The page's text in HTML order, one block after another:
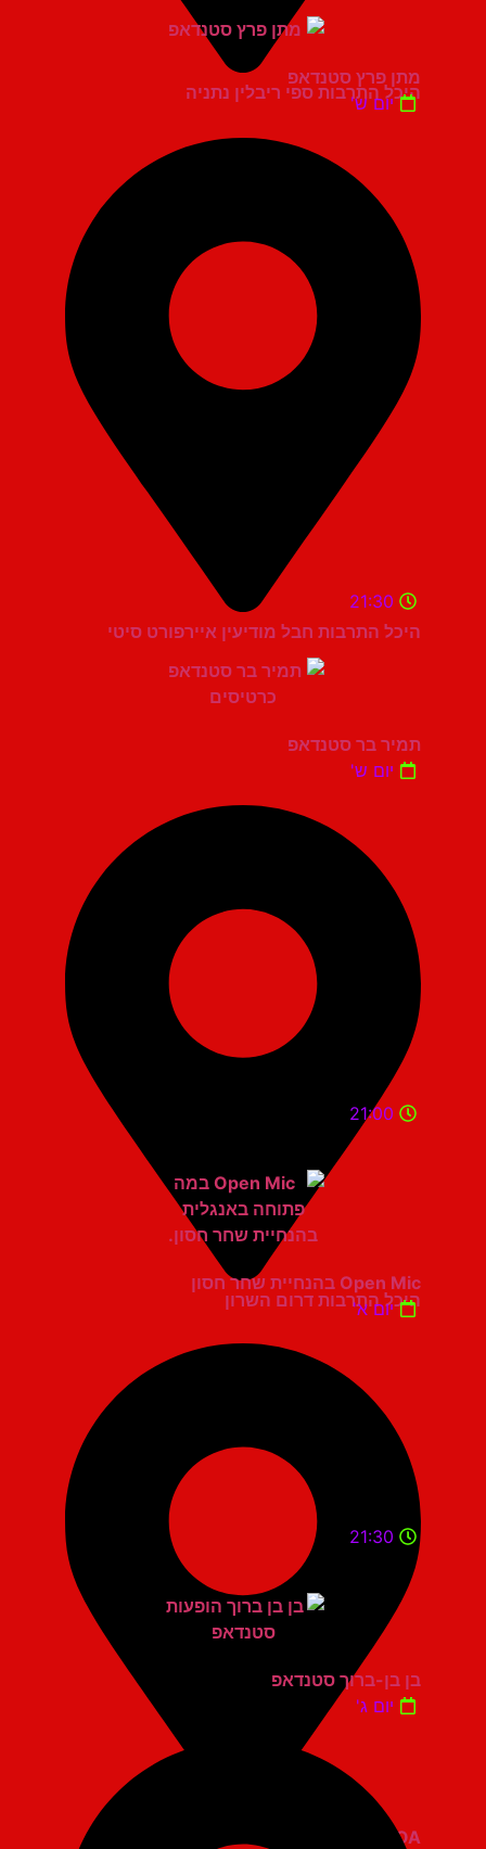
היכל התרבות ספי ריבלין נתניה
מתן פרץ סטנדאפ
יום ש'
היכל התרבות חבל מודיעין איירפורט סיטי
21:30
תמיר בר סטנדאפ
יום ש'
היכל התרבות דרום השרון
21:00
Open Mic בהנחיית שחר חסון
יום א'
21:30
בן בן-ברוך סטנדאפ
יום ג'